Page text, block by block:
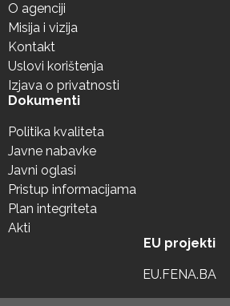
O agenciji
Misija i vizija
Kontakt
Uslovi korištenja
Izjava o privatnosti
Dokumenti
Politika kvaliteta
Javne nabavke
Javni oglasi
Pristup informacijama
Plan integriteta
Akti
EU projekti
EU.FENA.BA